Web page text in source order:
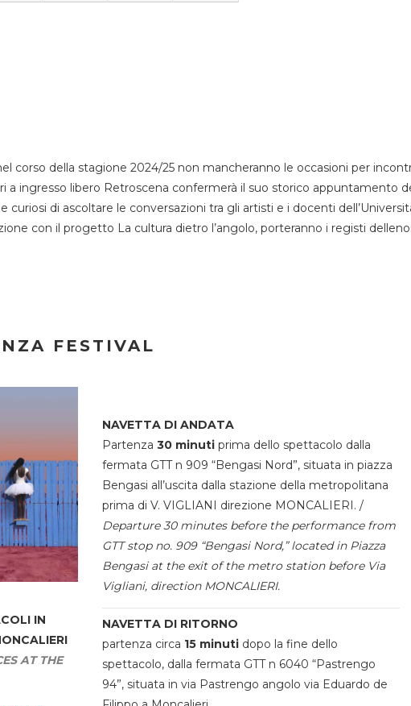
corso della stagione 2024/25 non mancheranno le occasioni per
a ingresso libero Retroscena confermerà il suo storico appuntamento
di ascoltare le conversazioni tra gli artisti e i docenti
con il progetto La cultura dietro l’angolo, porteranno i registi
FESTIVAL
IN
AT THE
NAVETTA DI ANDATA
Partenza 30 minuti prima dello spettacolo dalla
fermata GTT n 909 “Bengasi Nord”, situata in piazza
Bengasi all’uscita dalla stazione della metropolitana
prima di V. VIGLIANI direzione MONCALIERI. /
Departure 30 minutes before the performance from
GTT stop no. 909 “Bengasi Nord,” located in Piazza
Bengasi at the exit of the metro station before Via
Vigliani, direction MONCALIERI.
NAVETTA DI RITORNO
partenza circa 15 minuti dopo la fine dello
spettacolo, dalla fermata GTT n 6040 “Pastrengo
94”, situata in via Pastrengo angolo via Eduardo de